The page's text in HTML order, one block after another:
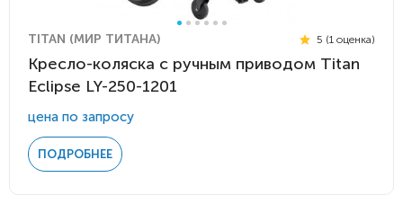
TITAN (МИР ТИТАНА) 5 (1 оценка)
Кресло-коляска с ручным приводом Titan
Eclipse LY-250-1201
цена по запросу
ПОДРОБНЕЕ